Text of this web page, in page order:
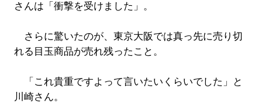
さんは「衝撃を受けました」。
さらに驚いたのが、東京大阪では真っ先に売り切
れる目玉商品が売れ残ったこと。
「これ貴重ですよって言いたいくらいでした」と
川崎さん。